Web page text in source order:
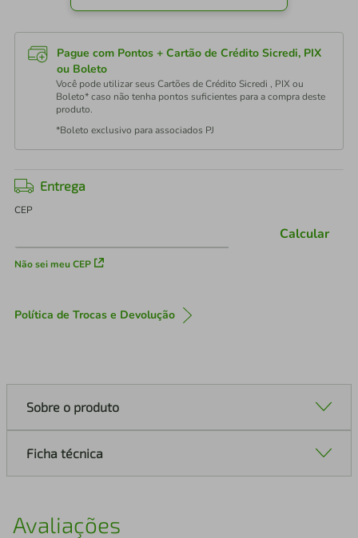
Pague com Pontos + Cartão de Crédito Sicredi, PIX
ou Boleto
Você pode utilizar seus Cartões de Crédito Sicredi , PIX ou
Boleto* caso não tenha pontos suficientes para a compra deste
produto.
*Boleto exclusivo para associados PJ
Entrega
CEP
Não sei meu CEP
Calcular
Política de Trocas e Devolução
Sobre o produto
Ficha técnica
Avaliações